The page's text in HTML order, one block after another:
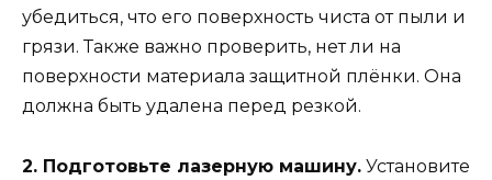
убедиться, что его поверхность чиста от пыли и
грязи. Также важно проверить, нет ли на
поверхности материала защитной плёнки. Она
должна быть удалена перед резкой.
2. Подготовьте лазерную машину. Установите